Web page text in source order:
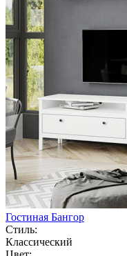
Гостиная Бангор
Стиль:
Классический